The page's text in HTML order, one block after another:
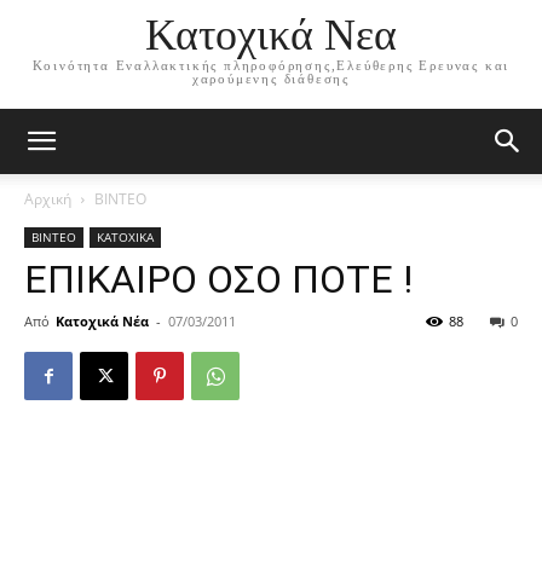
Κατοχικά Νεα
Κοινότητα Εναλλακτικής πληροφόρησης,Ελεύθερης Ερευνας και
χαρούμενης διάθεσης
Αρχική ΒΙΝΤΕΟ
ΒΙΝΤΕΟ ΚΑΤΟΧΙΚΑ
ΕΠΙΚΑΙΡΟ ΟΣΟ ΠΟΤΕ !
Από Κατοχικά Νέα - 07/03/2011 0
88